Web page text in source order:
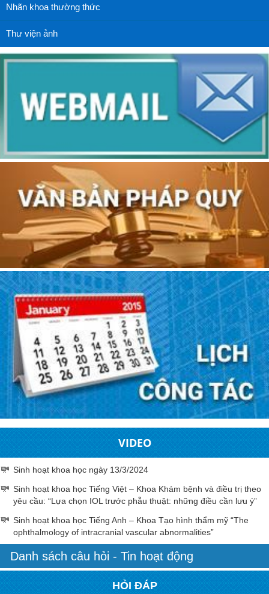
Nhãn khoa thường thức
Thư viện ảnh
VIDEO
Sinh hoạt khoa học ngày 13/3/2024
Sinh hoạt khoa học Tiếng Việt – Khoa Khám bệnh và điều trị theo
yêu cầu: “Lựa chọn IOL trước phẫu thuật: những điều cần lưu ý”
Sinh hoạt khoa học Tiếng Anh – Khoa Tạo hình thẩm mỹ “The
ophthalmology of intracranial vascular abnormalities”
Danh sách câu hỏi - Tin hoạt động
HỎI ĐÁP